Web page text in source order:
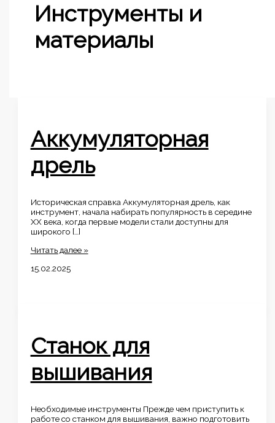
Инструменты и
материалы
Аккумуляторная
дрель
Историческая справка Аккумуляторная дрель, как
инструмент, начала набирать популярность в середине
XX века, когда первые модели стали доступны для
широкого […]
Аккумуляторная
Читать далее »
15.02.2025
Станок для
вышивания
Необходимые инструменты Прежде чем приступить к
работе со станком для вышивания, важно подготовить